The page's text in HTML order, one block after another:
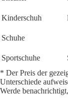
Kinderschuh
Schuhe
Sportschuhe
* Der Preis der
Unterschiede
Werde